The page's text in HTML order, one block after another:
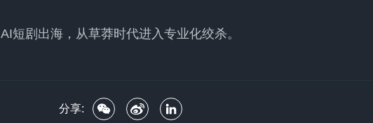
AI短剧出海，从草莽时代进入专业化绞杀。
分享: